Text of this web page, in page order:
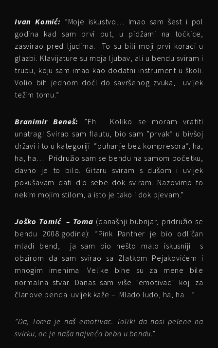
Ivan Komić: ”Moje iskustvo… Imao sam šest i pol
godina kad sam prvi put, u pidžami na točkice,
zasvirao pred ljudima. To su bili moji prvi koraci u
glazbi. Klavijature su moja ljubav, ali u bendu sviram i
trubu, koju sam imao kao dodatni instrument u školi.
Volio bih jednom doći do savršenog zvuka, uvijek
težim tomu.”
Branimir Beneš:
”Eh… Koliko se moram vratiti
unatrag! Svirao sam flautu, bio sam ”prvak” u bivšoj
državi i to u kategoriji ”puhanje bez kompresora”, ha,
ha, ha… Pridružio sam se bendu na samom početku,
davno je to bilo. Gitaru sviram s dušom i uvijek
pokušavam dati dio sebe dok sviram. Nazovimo to
nekim mojim stilom, a isto je tako i dok pjevam.”
Joško Tomić – Toma (današnji bubnjar, pridružio se
bendu 2008.godine): ”Pink Panther je bio odličan
mladi bend, ja sam bio nešto malo iskusniji s
obzirom da sam svirao sa Zlatkom Pejakovićem i
mnogim imenima. Velike bine su za mene bile
normalna stvar. Danas sam više ”emotivac” koji za
članove benda uvijek kaže – Mlado ludo, ha, ha…”
”Da, Toma je naš emotivac. Toliki da nosi pelene na
svirku, on je naša najveća beba u bendu.”